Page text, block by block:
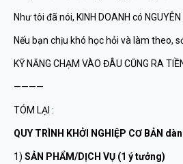
Như tôi đã nói, KINH DOANH có NGUYÊN
Nếu bạn chịu khó học hỏi và làm theo,
KỸ NĂNG CHẠM VÀO ĐÂU CŨNG RA
————
TÓM LẠI :
QUY TRÌNH KHỞI NGHIỆP CƠ BẢN
1) SẢN PHẨM/DỊCH VỤ (1 ý tưởng)